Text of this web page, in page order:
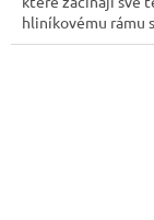
hliníkovému rámu